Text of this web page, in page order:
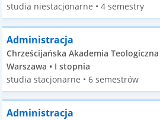
studia niestacjonarne • 4 semestry
Administracja
Chrześcijańska Akademia
Warszawa • I stopnia
studia stacjonarne • 6 semestrów
Administracja